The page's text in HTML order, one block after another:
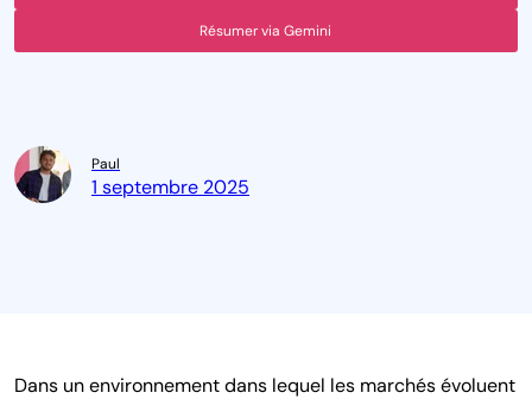
Résumer via Gemini
Paul
1 septembre 2025
Dans un environnement dans lequel les marchés évoluent